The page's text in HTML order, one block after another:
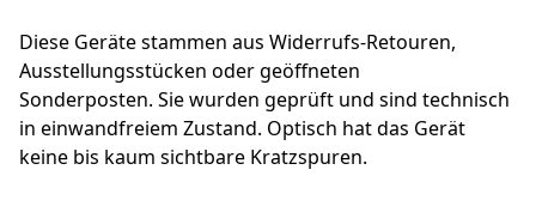
Diese Geräte stammen aus Widerrufs-Retouren,
Ausstellungsstücken oder geöffneten
Sonderposten. Sie wurden geprüft und sind technisch
in einwandfreiem Zustand. Optisch hat das Gerät
keine bis kaum sichtbare Kratzspuren.